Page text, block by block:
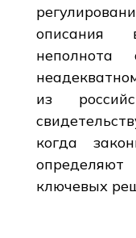
описания
из
когда
определяют
ключевых